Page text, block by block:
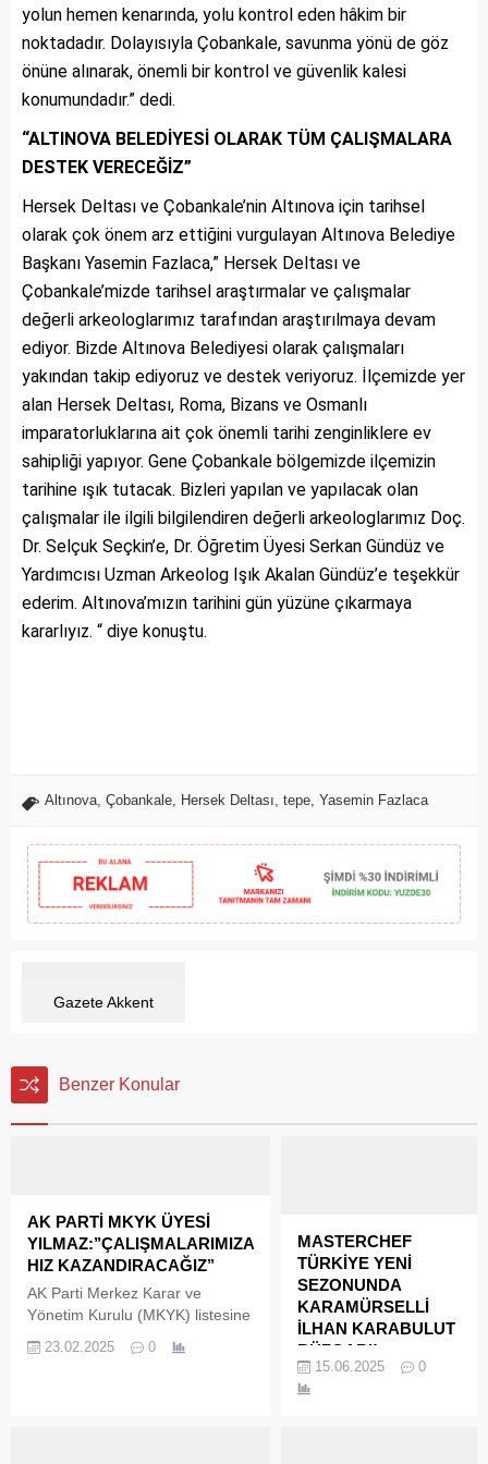
yolun hemen kenarında, yolu kontrol eden hâkim bir
noktadadır. Dolayısıyla Çobankale, savunma yönü de göz
önüne alınarak, önemli bir kontrol ve güvenlik kalesi
konumundadır.” dedi.
“ALTINOVA BELEDİYESİ OLARAK TÜM ÇALIŞMALARA
DESTEK VERECEĞİZ”
Hersek Deltası ve Çobankale’nin Altınova için tarihsel
olarak çok önem arz ettiğini vurgulayan Altınova Belediye
Başkanı Yasemin Fazlaca,” Hersek Deltası ve
Çobankale’mizde tarihsel araştırmalar ve çalışmalar
değerli arkeologlarımız tarafından araştırılmaya devam
ediyor. Bizde Altınova Belediyesi olarak çalışmaları
yakından takip ediyoruz ve destek veriyoruz. İlçemizde yer
alan Hersek Deltası, Roma, Bizans ve Osmanlı
imparatorluklarına ait çok önemli tarihi zenginliklere ev
sahipliği yapıyor. Gene Çobankale bölgemizde ilçemizin
tarihine ışık tutacak. Bizleri yapılan ve yapılacak olan
çalışmalar ile ilgili bilgilendiren değerli arkeologlarımız Doç.
Dr. Selçuk Seçkin’e, Dr. Öğretim Üyesi Serkan Gündüz ve
Yardımcısı Uzman Arkeolog Işık Akalan Gündüz’e teşekkür
ederim. Altınova’mızın tarihini gün yüzüne çıkarmaya
kararlıyız. “ diye konuştu.
Altınova Çobankale Hersek Deltası tepe Yasemin Fazlaca
Gazete Akkent
Benzer Konular
AK PARTİ MKYK ÜYESİ
YILMAZ:’’ÇALIŞMALARIMIZA
HIZ KAZANDIRACAĞIZ’’
AK Parti Merkez Karar ve
Yönetim Kurulu (MKYK) listesine
Kadın Kolları Başkanı, Kocaeli
23.02.2025 0
MASTERCHEF
TÜRKİYE YENİ
SEZONUNDA
KARAMÜRSELLİ
İLHAN KARABULUT
RÜZGARI!
TV8’in reyting
rekortmeni yemek
15.06.2025 0